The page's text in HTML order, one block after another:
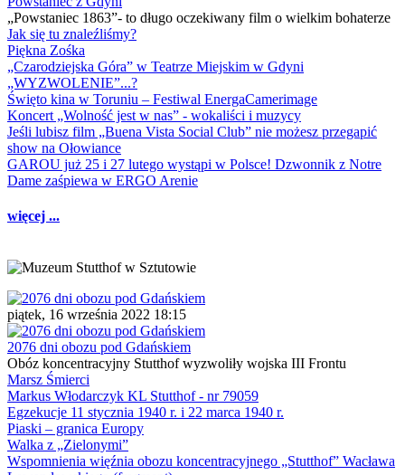
„Powstaniec 1863”- to długo oczekiwany film o wielkim bohaterze
Jak się tu znaleźliśmy?
Piękna Zośka
„Czarodziejska Góra” w Teatrze Miejskim w Gdyni
„WYZWOLENIE”...?
Święto kina w Toruniu – Festiwal EnergaCamerimage
Koncert „Wolność jest w nas” - wokaliści i muzycy
Jeśli lubisz film „Buena Vista Social Club” nie możesz przegapić
show na Ołowiance
GAROU już 25 i 27 lutego wystąpi w Polsce! Dzwonnik z Notre
Dame zaśpiewa w ERGO Arenie
więcej ...
piątek, 16 września 2022 18:15
2076 dni obozu pod Gdańskiem
Obóz koncentracyjny Stutthof wyzwoliły wojska III Frontu
Marsz Śmierci
Markus Włodarczyk KL Stutthof - nr 79059
Egzekucje 11 stycznia 1940 r. i 22 marca 1940 r.
Piaski – granica Europy
Walka z „Zielonymi”
Wspomnienia więźnia obozu koncentracyjnego „Stutthof” Wacława